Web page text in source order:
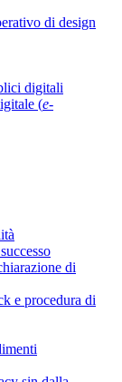
di design
digitali
(e-
di
e procedura di